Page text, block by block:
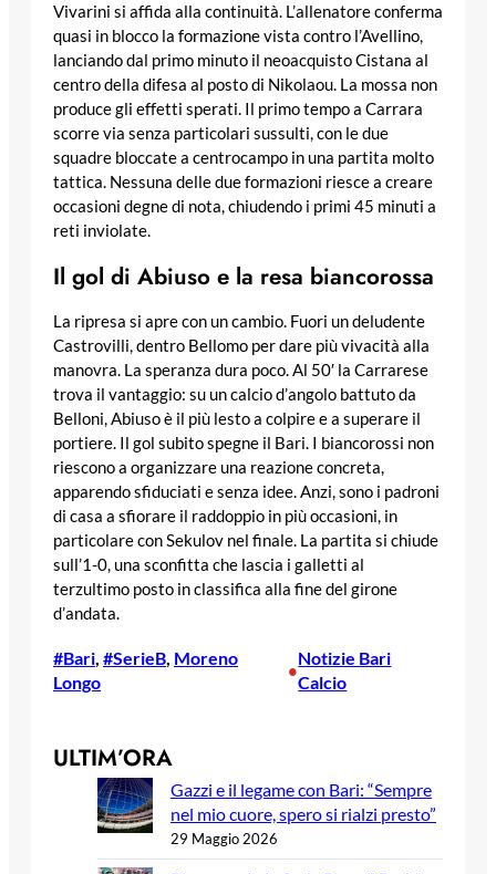
Vivarini si affida alla continuità. L’allenatore conferma
quasi in blocco la formazione vista contro l’Avellino,
lanciando dal primo minuto il neoacquisto Cistana al
centro della difesa al posto di Nikolaou. La mossa non
produce gli effetti sperati. Il primo tempo a Carrara
scorre via senza particolari sussulti, con le due
squadre bloccate a centrocampo in una partita molto
tattica. Nessuna delle due formazioni riesce a creare
occasioni degne di nota, chiudendo i primi 45 minuti a
reti inviolate.
Il gol di Abiuso e la resa biancorossa
La ripresa si apre con un cambio. Fuori un deludente
Castrovilli, dentro Bellomo per dare più vivacità alla
manovra. La speranza dura poco. Al 50′ la Carrarese
trova il vantaggio: su un calcio d’angolo battuto da
Belloni, Abiuso è il più lesto a colpire e a superare il
portiere. Il gol subito spegne il Bari. I biancorossi non
riescono a organizzare una reazione concreta,
apparendo sfiduciati e senza idee. Anzi, sono i padroni
di casa a sfiorare il raddoppio in più occasioni, in
particolare con Sekulov nel finale. La partita si chiude
sull’1-0, una sconfitta che lascia i galletti al
terzultimo posto in classifica alla fine del girone
d’andata.
#Bari, #SerieB, Moreno
Longo
•
Notizie Bari
Calcio
ULTIM’ORA
Gazzi e il legame con Bari: “Sempre
nel mio cuore, spero si rialzi presto”
29 Maggio 2026